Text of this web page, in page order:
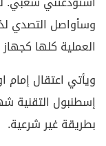
وسأواصل التصدي
العملية كلها
ويأتي اعتقال إمام
إسطنبول التقنية
بطريقة غير شرعية.